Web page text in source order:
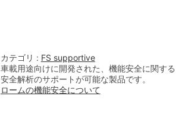
カテゴリ : FS supportive
車載用途向けに開発された、機能安全に関する
安全解析のサポートが可能な製品です。
ロームの機能安全について